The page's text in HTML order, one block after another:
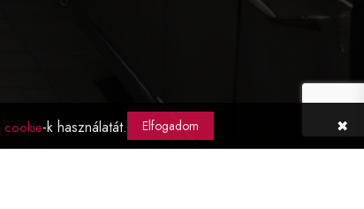
cookie-k használatát. Elfogadom ✖